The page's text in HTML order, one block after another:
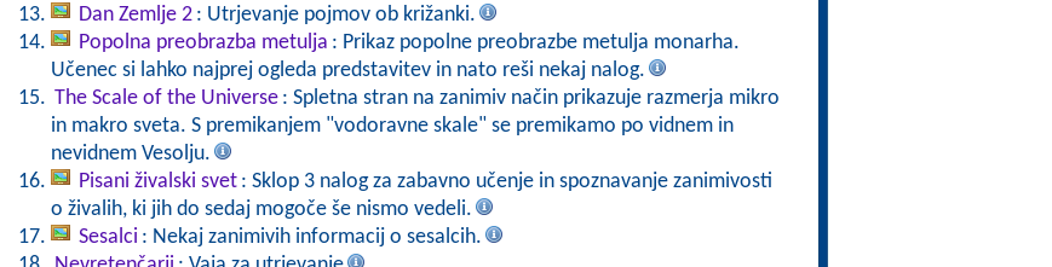
Dan Zemlje 2 : Utrjevanje pojmov ob križanki.
Popolna preobrazba metulja : Prikaz popolne preobrazbe metulja monarha.
Učenec si lahko najprej ogleda predstavitev in nato reši nekaj nalog.
The Scale of the Universe : Spletna stran na zanimiv način prikazuje razmerja mikro
in makro sveta. S premikanjem "vodoravne skale" se premikamo po vidnem in
nevidnem Vesolju.
Pisani živalski svet : Sklop 3 nalog za zabavno učenje in spoznavanje zanimivosti
o živalih, ki jih do sedaj mogoče še nismo vedeli.
Sesalci : Nekaj zanimivih informacij o sesalcih.